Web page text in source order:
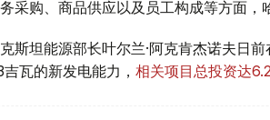
采购、商品供应以及员工构成等方面，
斯坦能源部长叶尔兰·阿克肯杰诺夫日
瓦的新发电能力， 相关项目总投资达